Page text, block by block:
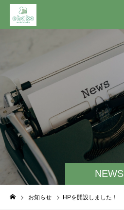
NEWS
お知らせ HPを開設しました！